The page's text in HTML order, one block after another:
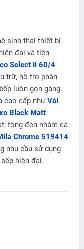
sinh thái thiết bị
đại và tiện
Select II 60/4
trữ, hỗ trợ phân
luôn gọn gàng.
cao cấp nhưVòi
Black Matt
tông đen nhám cá
Chrome 519414
nhu cầu sử dụng
hiện đại.